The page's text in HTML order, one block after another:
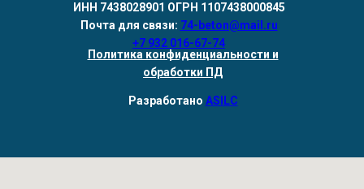
ИНН 7438028901 ОГРН 1107438000845
Почта для связи: 74-beton@mail.ru
+7 932 016-67-74
Разработано ASILC
Политика конфиденциальности и
обработки ПД